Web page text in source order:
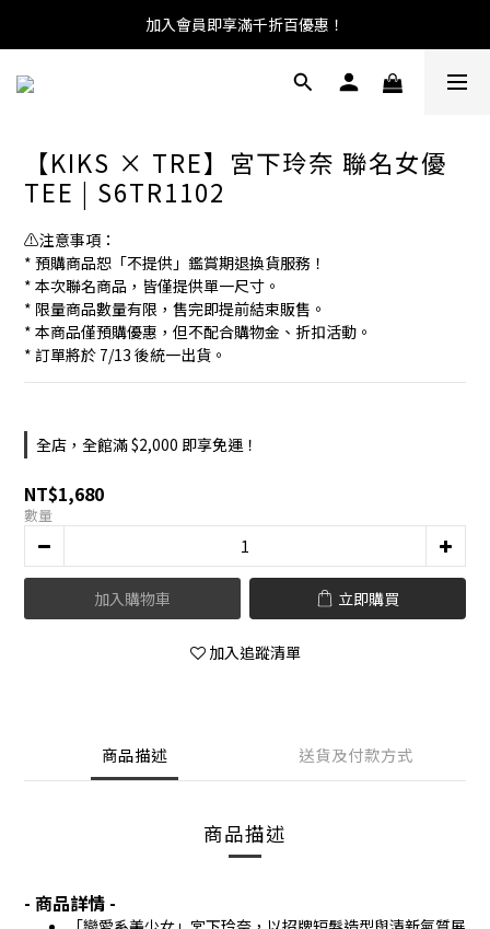
加入會員即享滿千折百優惠！
【KIKS × TRE】宮下玲奈 聯名女優
TEE | S6TR1102
⚠️注意事項：
* 預購商品恕「不提供」鑑賞期退換貨服務！
* 本次聯名商品，皆僅提供單一尺寸。
* 限量商品數量有限，售完即提前結束販售。
* 本商品僅預購優惠，但不配合購物金、折扣活動。
* 訂單將於 7/13 後統一出貨。
全店，全館滿 $2,000 即享免運！
NT$1,680
數量
加入購物車 立即購買
加入追蹤清單
商品描述 送貨及付款方式
商品描述
- 商品詳情 -